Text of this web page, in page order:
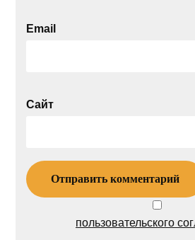
Email
Сайт
пользовательского